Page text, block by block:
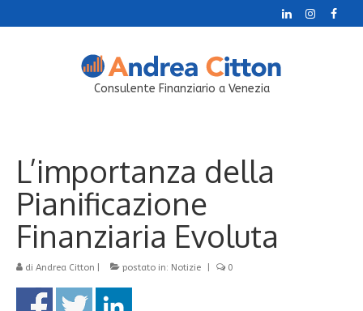
Consulente Finanziario a Venezia
L’importanza della
Pianificazione
Finanziaria Evoluta
di Andrea Citton postato in: Notizie 0